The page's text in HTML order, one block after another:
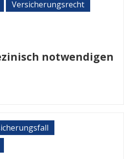
Versicherungsrecht
notwendigen